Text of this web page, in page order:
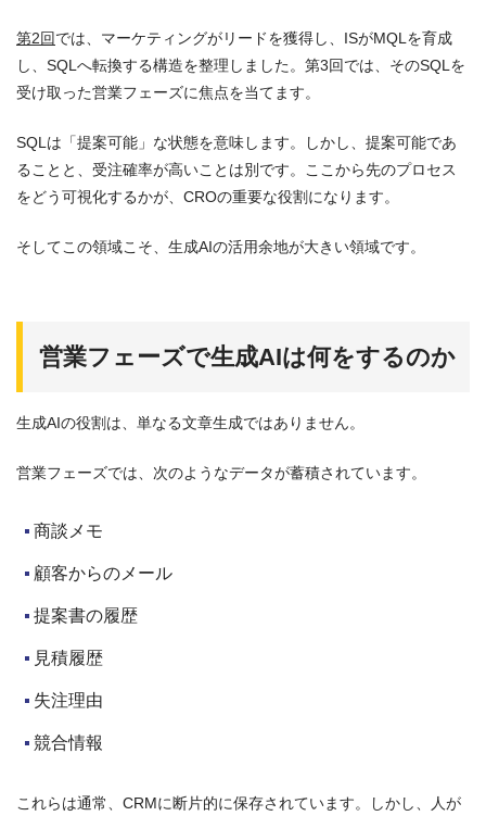
第2回では、マーケティングがリードを獲得し、ISがMQLを育成
し、SQLへ転換する構造を整理しました。第3回では、そのSQLを
受け取った営業フェーズに焦点を当てます。
SQLは「提案可能」な状態を意味します。しかし、提案可能であ
ることと、受注確率が高いことは別です。ここから先のプロセス
をどう可視化するかが、CROの重要な役割になります。
そしてこの領域こそ、生成AIの活用余地が大きい領域です。
営業フェーズで生成AIは何をするのか
生成AIの役割は、単なる文章生成ではありません。
営業フェーズでは、次のようなデータが蓄積されています。
商談メモ
顧客からのメール
提案書の履歴
見積履歴
失注理由
競合情報
これらは通常、CRMに断片的に保存されています。しかし、人が